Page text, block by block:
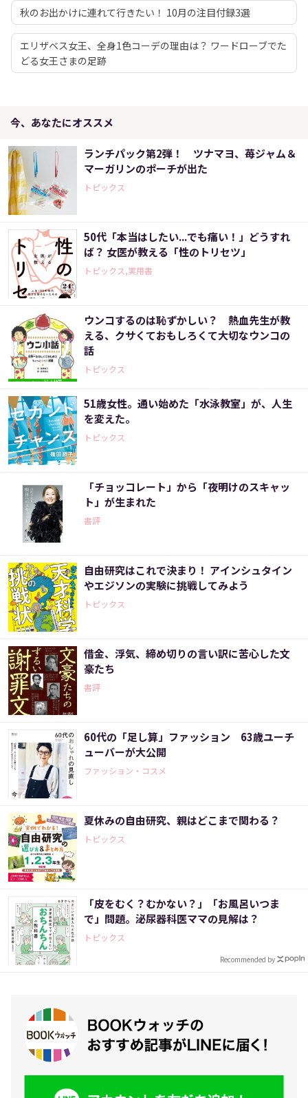
秋のお出かけに連れて行きたい！ 10月の注目付録3選
エリザベス女王、全身1色コーデの理由は？ ワードローブでた
どる女王さまの足跡
今、あなたにオススメ
ランチパック第2弾！ ツナマヨ、苺ジャム＆
マーガリンのポーチが出た
トピックス
50代「本当はしたい...でも痛い！」どうすれ
ば？ 女医が教える「性のトリセツ」
トピックス,実用書
ウンコするのは恥ずかしい？ 熱血先生が教
える、クサくておもしろくて大切なウンコの
話
トピックス
51歳女性。通い始めた「水泳教室」が、人生
を変えた。
トピックス
「チョッコレート」から「夜明けのスキャッ
ト」が生まれた
書評
自由研究はこれで決まり！ アインシュタイン
やエジソンの実験に挑戦してみよう
トピックス
借金、浮気、締め切りの言い訳に苦心した文
豪たち
書評
60代の「足し算」ファッション 63歳ユーチ
ューバーが大公開
ファッション・コスメ
夏休みの自由研究、親はどこまで関わる？
トピックス
「皮をむく？むかない？」「お風呂いつま
で」問題。泌尿器科医ママの見解は？
トピックス
Recommended by